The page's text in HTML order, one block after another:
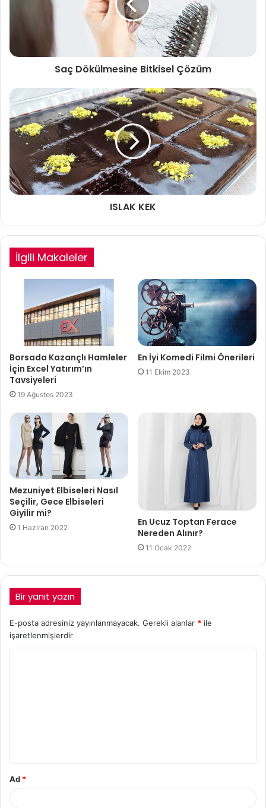
Saç Dökülmesine Bitkisel Çözüm
ISLAK KEK
İlgili Makaleler
Borsada Kazançlı Hamleler
İçin Excel Yatırım’ın
Tavsiyeleri
19 Ağustos 2023
En İyi Komedi Filmi Önerileri
11 Ekim 2023
Mezuniyet Elbiseleri Nasıl
Seçilir, Gece Elbiseleri
Giyilir mi?
1 Haziran 2022
En Ucuz Toptan Ferace
Nereden Alınır?
11 Ocak 2022
Bir yanıt yazın
E-posta adresiniz yayınlanmayacak. Gerekli alanlar * ile
işaretlenmişlerdir
Ad *